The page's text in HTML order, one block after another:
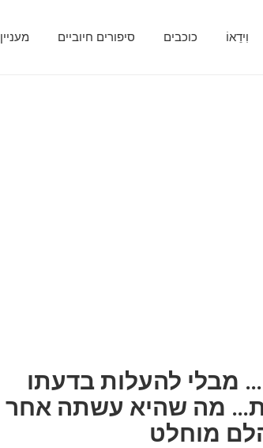
וִידֵאוֹ כוכבים סיפורים חיוביים מעניין
מבלי להעלות בדעתו
מה שהיא עשתה אחר
מוחלט